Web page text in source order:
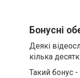
Бонусні
Деякі
кілька
Такий бонус